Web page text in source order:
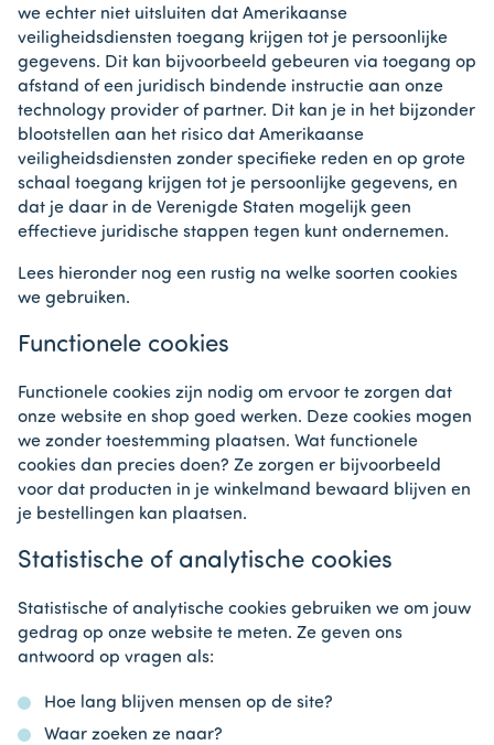
we echter niet uitsluiten dat Amerikaanse
veiligheidsdiensten toegang krijgen tot je persoonlijke
gegevens. Dit kan bijvoorbeeld gebeuren via toegang op
afstand of een juridisch bindende instructie aan onze
technology provider of partner. Dit kan je in het bijzonder
blootstellen aan het risico dat Amerikaanse
veiligheidsdiensten zonder specifieke reden en op grote
schaal toegang krijgen tot je persoonlijke gegevens, en
dat je daar in de Verenigde Staten mogelijk geen
effectieve juridische stappen tegen kunt ondernemen.
Lees hieronder nog een rustig na welke soorten cookies
we gebruiken.
Functionele cookies
Functionele cookies zijn nodig om ervoor te zorgen dat
onze website en shop goed werken. Deze cookies mogen
we zonder toestemming plaatsen. Wat functionele
cookies dan precies doen? Ze zorgen er bijvoorbeeld
voor dat producten in je winkelmand bewaard blijven en
je bestellingen kan plaatsen.
Statistische of analytische cookies
Statistische of analytische cookies gebruiken we om jouw
gedrag op onze website te meten. Ze geven ons
antwoord op vragen als:
Hoe lang blijven mensen op de site?
Waar zoeken ze naar?